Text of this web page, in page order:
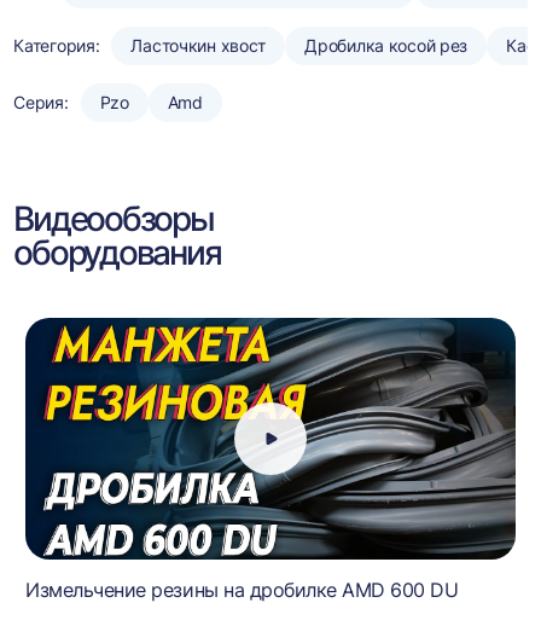
Категория: Ласточкин хвост Дробилка косой рез
Серия: Pzo Amd
Видеообзоры
оборудования
Измельчение резины на дробилке AMD 600 DU